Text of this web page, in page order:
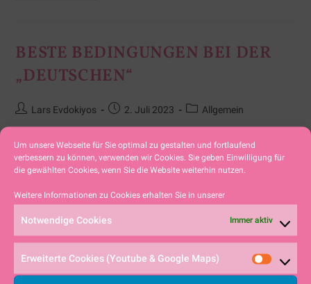
Um unsere Webseite für Sie optimal zu gestalten und fortlaufend
verbessern zu können, verwenden wir Cookies. Sie geben Einwilligung für
die gewählten Cookies, wenn Sie die Website weiterhin nutzen.
Weitere Informationen zu Cookies erhalten Sie in unserer
Notwendige Cookies Immer aktiv
Erweiterte Cookies (Youtube & Google Maps)
BESTE BEDINGUNGEN BEI DER
„DEUTSCHEN“
Lars Evdokiyos 2. Juli 2023 Allgemein
Zum mittlerweile vierten Male ( 1987,1997,2004)
in der Vereinsgeschichte darf der, 1965
gegründete Segelclub Alpsee Immenstadt (SCAI),
eine internationale deutsche Meisterschaft in der
Bootsklasse der Korsare ausführen. 58 Crews,
darunter…